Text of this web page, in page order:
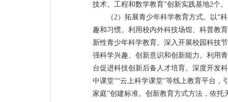
技术、工程和数学教育”创新实践基地2个。
（2）拓展青少年科学教育方式。以“
趣和习惯。利用校内外科技场馆、科普教
新性青少年科学教育。深入开展校园科技
强科学兴趣、创新意识和创新能力。利用
台促进科技创新后备人才培育。深度开发
中课堂”“云上科学课堂”等线上教育平台
家庭”创建标准。创新教育方式方法，依